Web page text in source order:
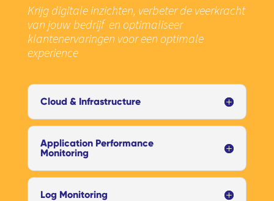
Krijg digitale inzichten, verbeter de veerkracht
van jouw bedrijf en optimaliseer
klantenervaringen voor een optimale
experience
Cloud & Infrastructure
Application Performance
Monitoring
Log Monitoring